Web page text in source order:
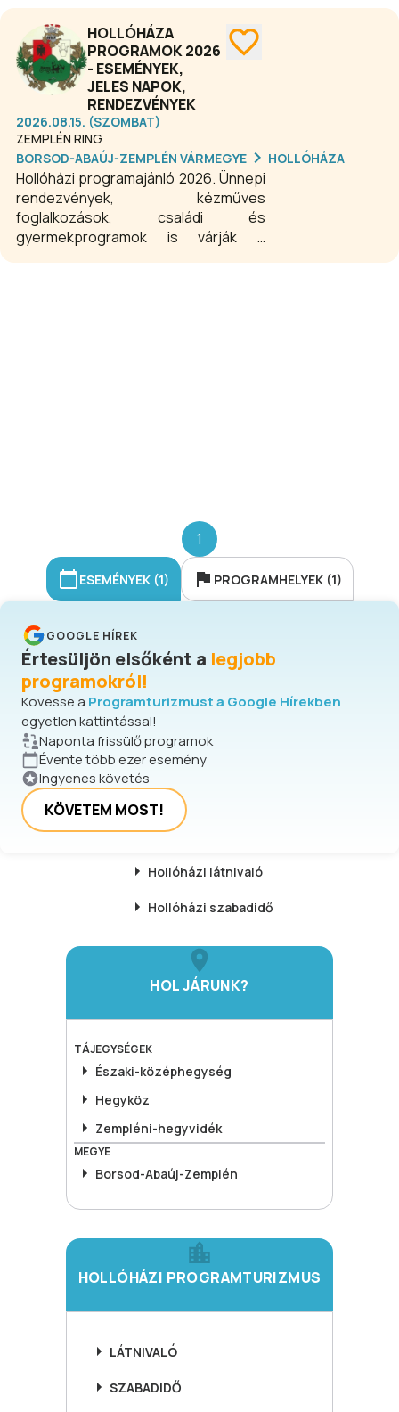
HOLLÓHÁZA
PROGRAMOK 2026
- ESEMÉNYEK,
JELES NAPOK,
RENDEZVÉNYEK
2026.08.15. (SZOMBAT)
ZEMPLÉN RING
BORSOD-ABAÚJ-ZEMPLÉN VÁRMEGYE
HOLLÓHÁZA
Hollóházi programajánló 2026. Ünnepi
rendezvények, kézműves
foglalkozások, családi és
gyermekprogramok is várják a
1
ESEMÉNYEK (1) PROGRAMHELYEK (1)
GOOGLE HÍREK
Értesüljön elsőként a legjobb
programokról!
Kövesse a Programturizmust a Google Hírekben
egyetlen kattintással!
Naponta frissülő programok
Évente több ezer esemény
Ingyenes követés
KÖVETEM MOST!
Hollóházi látnivaló
Hollóházi szabadidő
HOL JÁRUNK?
TÁJEGYSÉGEK
Északi-középhegység
Hegyköz
Zempléni-hegyvidék
MEGYE
Borsod-Abaúj-Zemplén
HOLLÓHÁZI PROGRAMTURIZMUS
LÁTNIVALÓ
SZABADIDŐ